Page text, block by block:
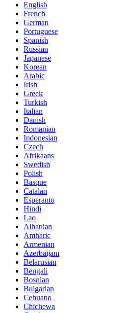
English
French
German
Portuguese
Spanish
Russian
Japanese
Korean
Arabic
Irish
Greek
Turkish
Italian
Danish
Romanian
Indonesian
Czech
Afrikaans
Swedish
Polish
Basque
Catalan
Esperanto
Hindi
Lao
Albanian
Amharic
Armenian
Azerbaijani
Belarusian
Bengali
Bosnian
Bulgarian
Cebuano
Chichewa